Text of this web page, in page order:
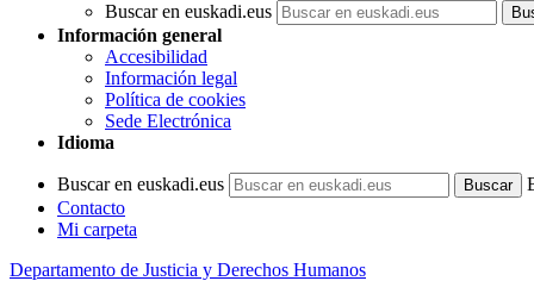
Buscar en euskadi.eus
Información general
Accesibilidad
Información legal
Política de cookies
Sede Electrónica
Idioma
Buscar en euskadi.eus
Contacto
Mi carpeta
Departamento de Justicia y Derechos Humanos